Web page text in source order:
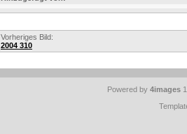
Vorheriges Bild:
2004 310
Powered by 4images